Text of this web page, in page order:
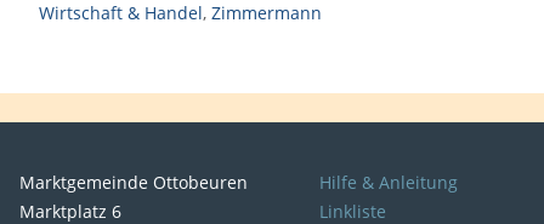
Wirtschaft & Handel, Zimmermann
Marktgemeinde Ottobeuren
Marktplatz 6
Hilfe & Anleitung
Linkliste